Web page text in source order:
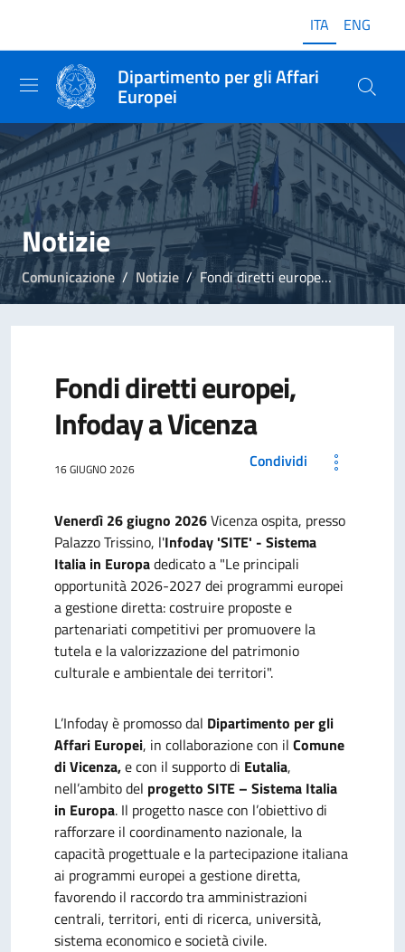
ITA ENG
Dipartimento per gli Affari
Europei
Notizie
Comunicazione Notizie Fondi diretti europei, Infoday a Vicenza
Fondi diretti europei,
Infoday a Vicenza
16 GIUGNO 2026 Condividi
Venerdì 26 giugno 2026Vicenza ospita, presso
Palazzo Trissino, l'Infoday 'SITE' - Sistema
Italia in Europadedicato a "Le principali
opportunità 2026-2027 dei programmi europei
a gestione diretta: costruire proposte e
partenariati competitivi per promuovere la
tutela e la valorizzazione del patrimonio
culturale e ambientale dei territori".
L’Infoday è promosso dal Dipartimento per gli
Affari Europei, in collaborazione con il Comune
di Vicenza,e con il supporto di Eutalia,
nell’ambito del progetto SITE – Sistema Italia
in Europa. Il progetto nasce con l’obiettivo di
rafforzare il coordinamento nazionale, la
capacità progettuale e la partecipazione italiana
ai programmi europei a gestione diretta,
favorendo il raccordo tra amministrazioni
centrali, territori, enti di ricerca, università,
sistema economico e società civile.